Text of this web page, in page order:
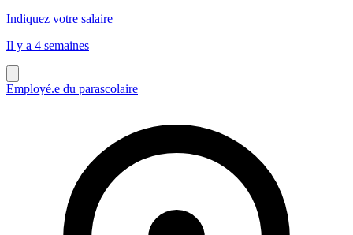
Indiquez votre salaire
Il y a 4 semaines
Employé.e du parascolaire